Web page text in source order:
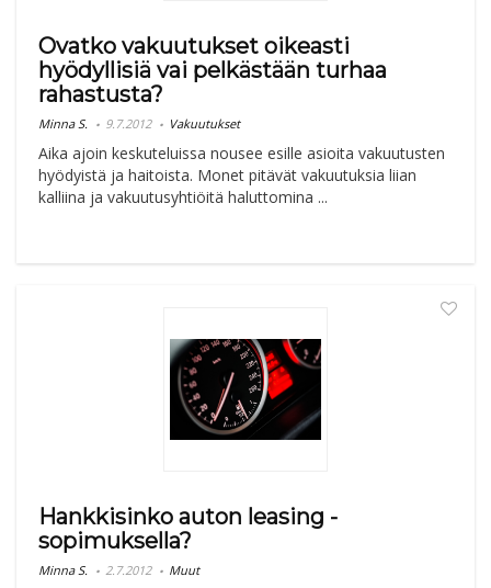
Ovatko vakuutukset oikeasti
hyödyllisiä vai pelkästään turhaa
rahastusta?
Minna S. 9.7.2012 Vakuutukset
Aika ajoin keskuteluissa nousee esille asioita vakuutusten
hyödyistä ja haitoista. Monet pitävät vakuutuksia liian
kalliina ja vakuutusyhtiöitä haluttomina ...
Hankkisinko auton leasing -
sopimuksella?
Minna S. 2.7.2012 Muut